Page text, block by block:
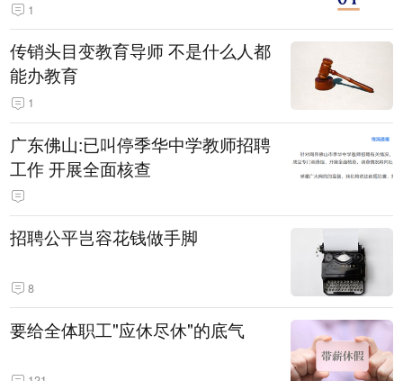
1
传销头目变教育导师 不是什么人都
能办教育
1
广东佛山:已叫停季华中学教师招聘
工作 开展全面核查
招聘公平岂容花钱做手脚
8
要给全体职工"应休尽休"的底气